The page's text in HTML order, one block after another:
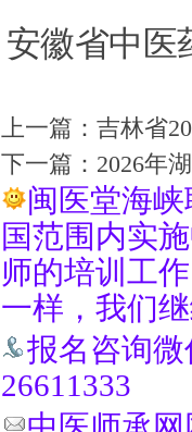
安徽省中医
上一篇： 吉林省
下一篇： 2026年
闽医堂海
国范围内实
师的培训工
一样，我们
报名咨询微
26611333